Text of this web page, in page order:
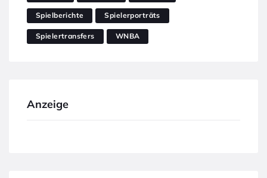
Spielberichte Spielerporträts
Spielertransfers WNBA
Anzeige